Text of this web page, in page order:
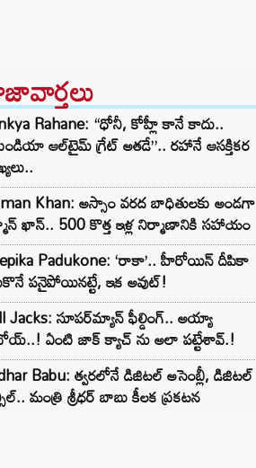
Rahane: “ధోనీ, కోహ్లీ కానే కాదు..
ఆల్‌టైమ్ గ్రేట్ అతడే”.. రహానే ఆసక్తికర
Khan: అస్సాం వరద బాధితులకు అండగా
ఖాన్.. 500 కొత్త ఇళ్ల నిర్మాణానికి సహాయం
Padukone: ‘రాకా’.. హీరోయిన్ దీపికా
పనైపోయినట్టే, ఇక అవుట్!
Jacks: సూపర్‌మ్యాన్ ఫీల్డింగ్.. అయ్యా
ఏంటి జాక్ క్యాచ్ ను అలా పట్టేశావ్.!
Babu: త్వరలోనే డిజిటల్ అసెంబ్లీ, డిజిటల్
మంత్రి శ్రీధర్ బాబు కీలక ప్రకటన